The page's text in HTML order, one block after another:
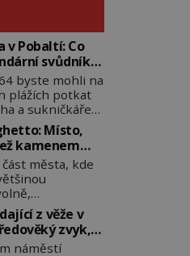
v Pobaltí: Co
svůdník
se
zednáři?
byste mohli na
plážích potkat
a sukničkáře
Jeho
moři
turistickým
ryze pracovní
úmysly.
sledoval,
uličkami
Casanova
Místo,
kamenem
města, kde
rasová nebo
menšina
mají
z věže v
zvyk,
budí
náměstí